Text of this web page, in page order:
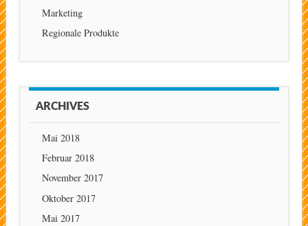
Marketing
Regionale Produkte
ARCHIVES
Mai 2018
Februar 2018
November 2017
Oktober 2017
Mai 2017